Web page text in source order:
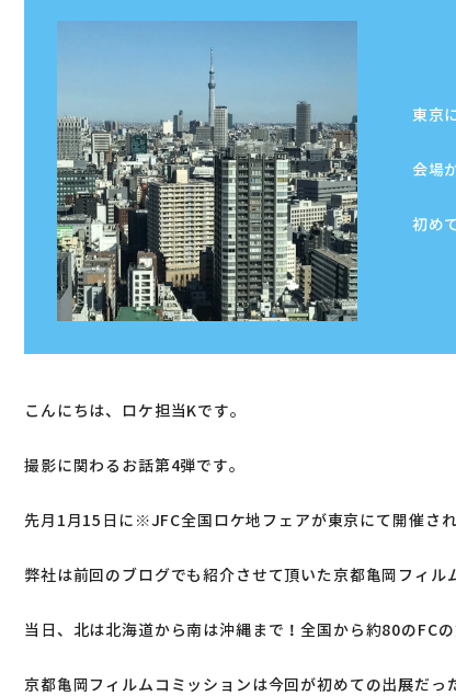
東京
会場
初め
こんにちは、ロケ担当Kです。
撮影に関わるお話第4弾です。
先月1月15日に※JFC全国ロケ地フェアが東京にて開催され
弊社は前回のブログでも紹介させて頂いた京都亀岡フィル
当日、北は北海道から南は沖縄まで！全国から約80のFC
京都亀岡フィルムコミッションは今回が初めての出展だっ